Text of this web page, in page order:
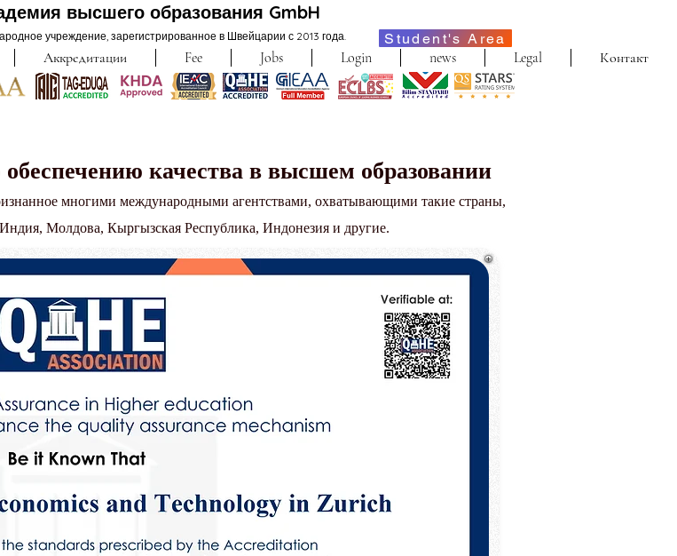
высшего образования GmbH
учреждение, зарегистрированное в Швейцарии с 2013 года. Student's Area
Аккредитации Fee Jobs Login news Legal Контакт
качества в высшем образовании
многими международными агентствами, охватывающими такие страны,
Молдова, Кыргызская Республика, Индонезия и другие.